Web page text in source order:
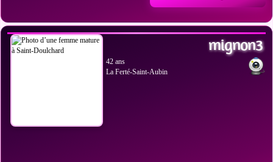
mignon3
42 ans
La Ferté-Saint-Aubin